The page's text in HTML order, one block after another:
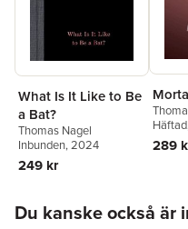
What Is It Like to Be
a Bat?
Thomas Nagel
Inbunden, 2024
249 kr
Häftad
289
Du kanske också är